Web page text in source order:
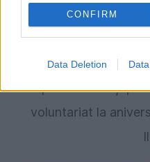
CONFIRM
Data Deletion
Repere morale și
voluntariat la